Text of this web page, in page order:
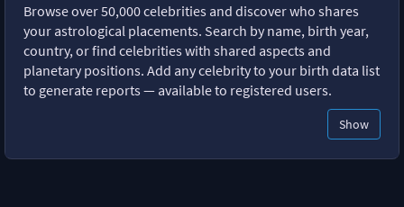
Browse over 50,000 celebrities and discover who shares
your astrological placements. Search by name, birth year,
country, or find celebrities with shared aspects and
planetary positions. Add any celebrity to your birth data list
to generate reports — available to registered users.
Show